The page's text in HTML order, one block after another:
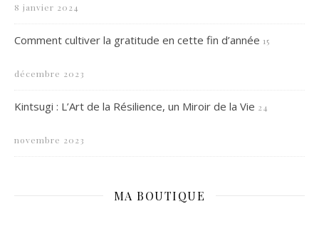
8 janvier 2024
Comment cultiver la gratitude en cette fin d’année 15
décembre 2023
Kintsugi : L’Art de la Résilience, un Miroir de la Vie 24
novembre 2023
MA BOUTIQUE